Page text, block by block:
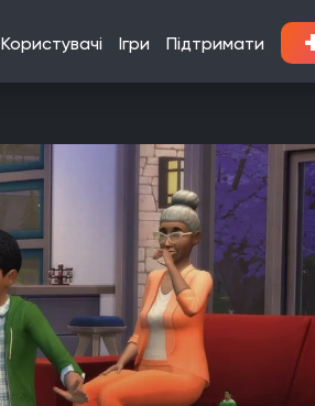
Користувачі Ігри Підтримати